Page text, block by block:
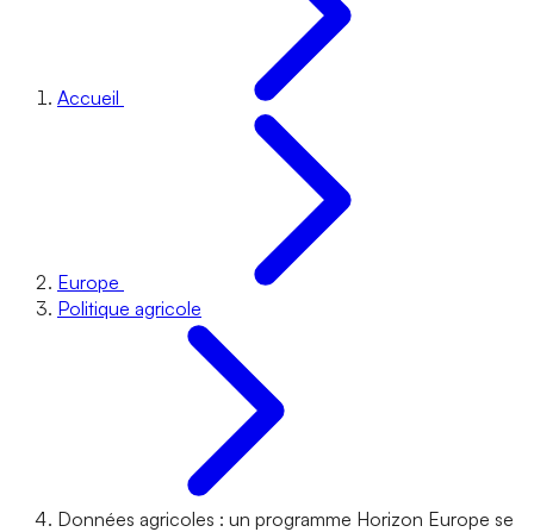
Accueil
Europe
Politique agricole
Données agricoles : un programme Horizon Europe se